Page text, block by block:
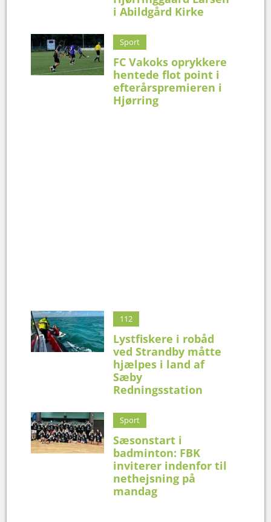
i Abildgård Kirke
Sport
FC Vakoks oprykkere
hentede flot point i
efterårspremieren i
Hjørring
112
Lystfiskere i robåd
ved Strandby måtte
hjælpes i land af
Sæby
Redningsstation
Sport
Sæsonstart i
badminton: FBK
inviterer indenfor til
nethejsning på
mandag